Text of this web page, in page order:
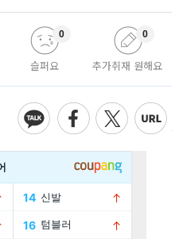
슬퍼요
0
추가취재 원해요
0